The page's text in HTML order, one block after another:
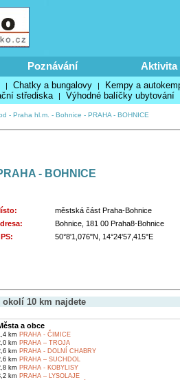
Poznávání Aktivita
| Chatky a bungalovy | Kempy a
střediska | Výhodné balíčky ubytování
- Praha hl.m. - Bohnice - PRAHA - BOHNICE
- BOHNICE
městská část Praha-Bohnice
Bohnice, 181 00 Praha8-Bohnice
50°8'1,076"N, 14°24'57,415"E
okolí 10 km najdete
a obce
km PRAHA - ČIMICE
km PRAHA – TROJA
km PRAHA - DOLNÍ CHABRY
km PRAHA – SUCHDOL
km PRAHA - KOBYLISY
km PRAHA – LYSOLAJE